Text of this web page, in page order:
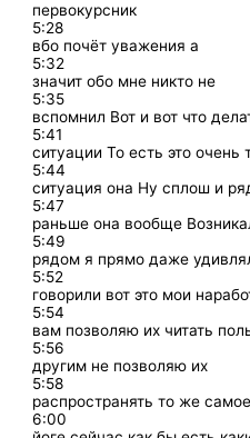
первокурсник
5:28
вбо почёт уважения а
5:32
значит обо мне никто не
5:35
вспомнил Вот и вот что
5:41
ситуации То есть это очень
5:44
ситуация она Ну сплош и
5:47
раньше она вообще
5:49
рядом я прямо даже
5:52
говорили вот это мои
5:54
вам позволяю их читать
5:56
другим не позволяю их
5:58
распространять то же
6:00